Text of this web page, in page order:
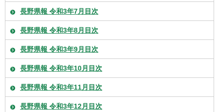
長野県報 令和3年7月目次
長野県報 令和3年8月目次
長野県報 令和3年9月目次
長野県報 令和3年10月目次
長野県報 令和3年11月目次
長野県報 令和3年12月目次